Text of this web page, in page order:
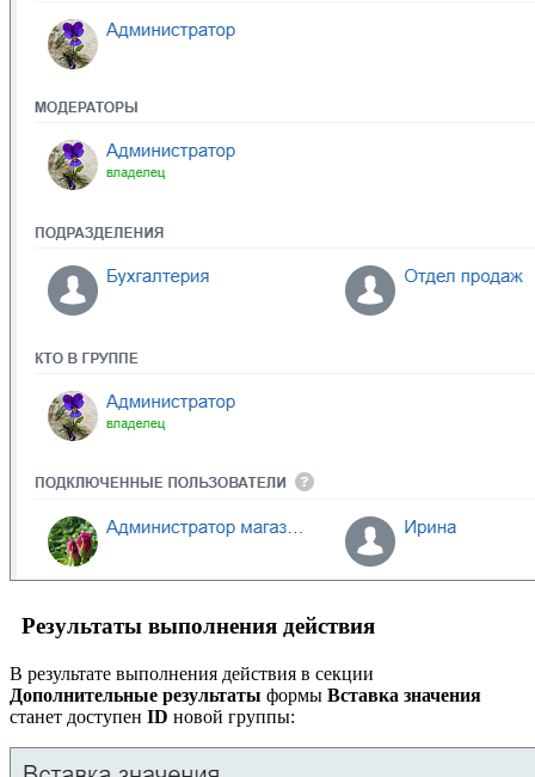
Результаты выполнения действия
В результате выполнения действия в секции
Дополнительные результаты формы Вставка значения
станет доступен ID новой группы: